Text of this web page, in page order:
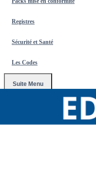
Registres
Sécurité et Santé
Les Codes
Suite Menu
Affichages
obligatoire nouvelle édition